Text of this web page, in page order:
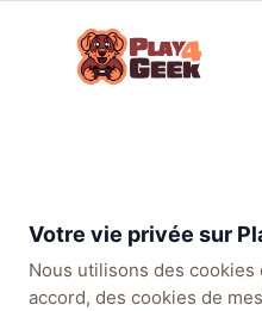
la
une
Votre vie privée sur
Nous utilisons des
accord, des cookies de